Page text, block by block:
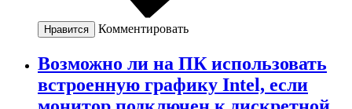
Нравится Комментировать
Возможно ли на ПК использовать
встроенную графику Intel, если